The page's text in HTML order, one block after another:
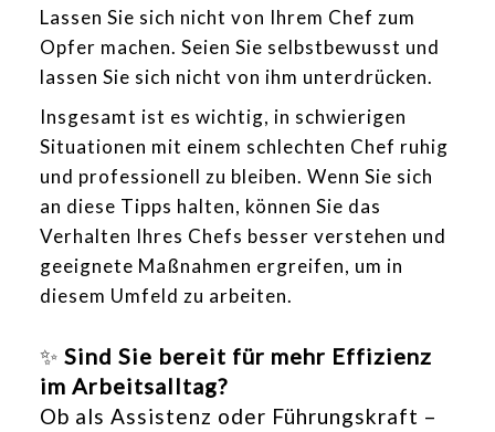
Lassen Sie sich nicht von Ihrem Chef zum
Opfer machen. Seien Sie selbstbewusst und
lassen Sie sich nicht von ihm unterdrücken.
Insgesamt ist es wichtig, in schwierigen
Situationen mit einem schlechten Chef ruhig
und professionell zu bleiben. Wenn Sie sich
an diese Tipps halten, können Sie das
Verhalten Ihres Chefs besser verstehen und
geeignete Maßnahmen ergreifen, um in
diesem Umfeld zu arbeiten.
✨Sind Sie bereit für mehr Effizienz
im Arbeitsalltag?
Ob als Assistenz oder Führungskraft –